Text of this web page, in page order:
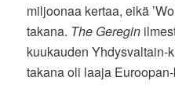
miljoonaa kertaa, eikä
takana. The Geregin
kuukauden Yhdysvaltain-
takana oli laaja